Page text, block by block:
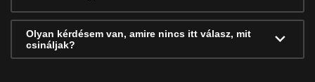
Olyan kérdésem van, amire nincs itt válasz, mit
csináljak?